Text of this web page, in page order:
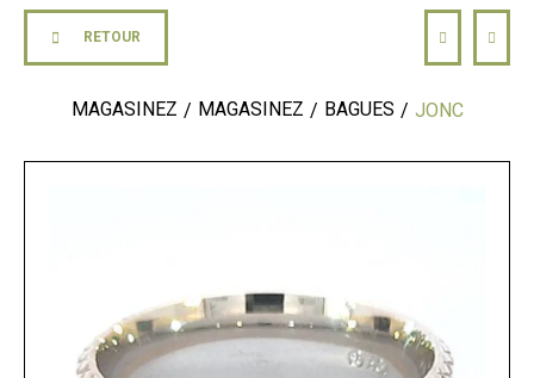
RETOUR
MAGASINEZ MAGASINEZ BAGUES JONC